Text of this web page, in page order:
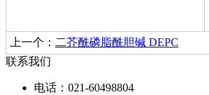
上一个： 二芥酰磷脂酰胆碱 DEPC
联系我们
电话：021-60498804